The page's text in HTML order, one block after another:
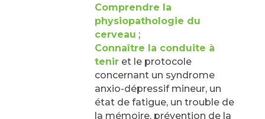
Comprendre la
physiopathologie du
cerveau ;
Connaître la conduite à
teniret le protocole
concernant un syndrome
anxio-dépressif mineur, un
état de fatigue, un trouble de
la mémoire, prévention de la